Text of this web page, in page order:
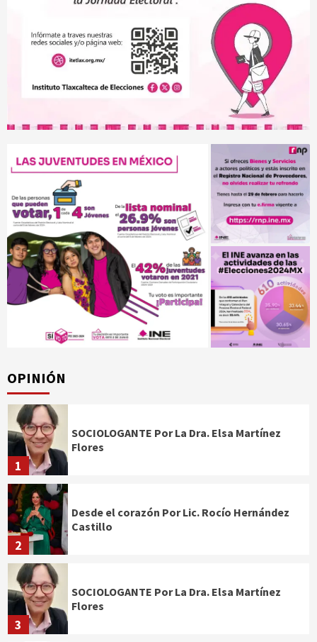
OPINIÓN
1
SOCIOLOGANTE Por La Dra. Elsa Martínez
Flores
2
Desde el corazón Por Lic. Rocío Hernández
Castillo
3
SOCIOLOGANTE Por La Dra. Elsa Martínez
Flores